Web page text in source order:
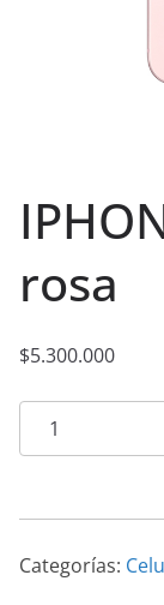
rosa ️
$5.300.000
IPHONE
15
rosa
cantidad
Categorías: